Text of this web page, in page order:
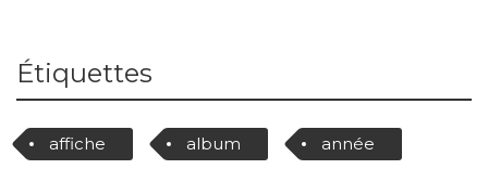
Étiquettes
affiche album année